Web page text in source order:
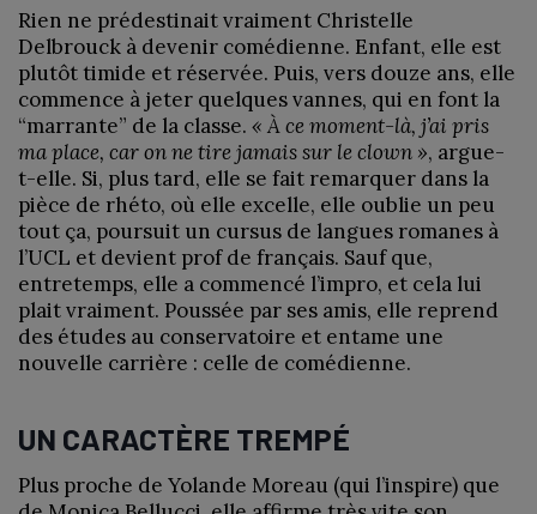
Rien ne prédestinait vraiment Christelle
Delbrouck à devenir comédienne. Enfant, elle est
plutôt timide et réservée. Puis, vers douze ans, elle
commence à jeter quelques vannes, qui en font la
“marrante” de la classe. « À ce moment-là, j’ai pris
ma place, car on ne tire jamais sur le clown », argue-
t-elle. Si, plus tard, elle se fait remarquer dans la
pièce de rhéto, où elle excelle, elle oublie un peu
tout ça, poursuit un cursus de langues romanes à
l’UCL et devient prof de français. Sauf que,
entretemps, elle a commencé l’impro, et cela lui
plait vraiment. Poussée par ses amis, elle reprend
des études au conservatoire et entame une
nouvelle carrière : celle de comédienne.
UN CARACTÈRE TREMPÉ
Plus proche de Yolande Moreau (qui l’inspire) que